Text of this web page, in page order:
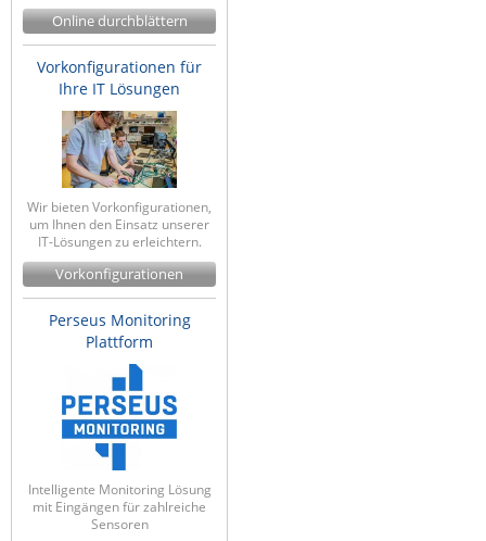
Online durchblättern
Vorkonfigurationen für
Ihre IT Lösungen
Wir bieten Vorkonfigurationen,
um Ihnen den Einsatz unserer
IT-Lösungen zu erleichtern.
Vorkonfigurationen
Perseus Monitoring
Plattform
Intelligente Monitoring Lösung
mit Eingängen für zahlreiche
Sensoren